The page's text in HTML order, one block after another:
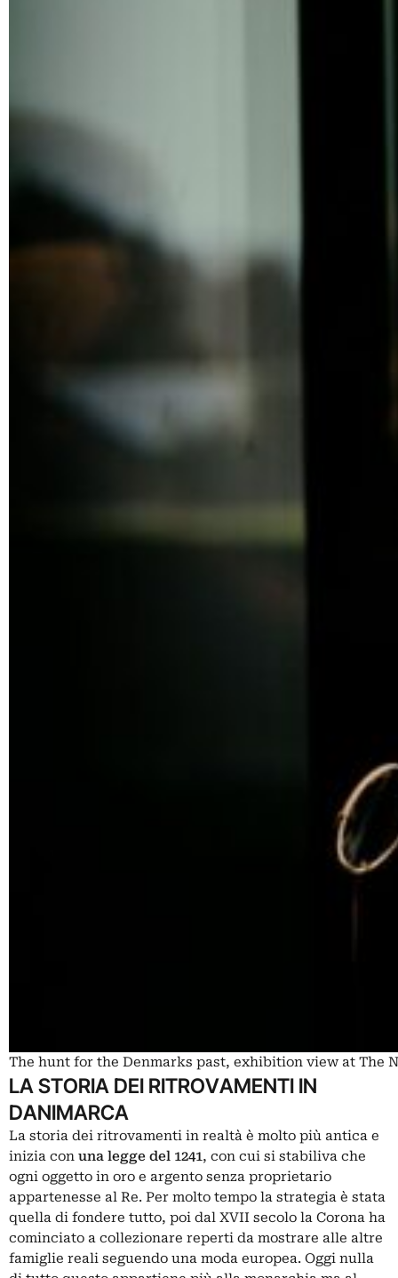
The hunt for the Denmarks past, exhibition view at The
LA STORIA DEI RITROVAMENTI IN
DANIMARCA
La storia dei ritrovamenti in realtà è molto più antica e
inizia con una legge del 1241, con cui si stabiliva che
ogni oggetto in oro e argento senza proprietario
appartenesse al Re. Per molto tempo la strategia è stata
quella di fondere tutto, poi dal XVII secolo la Corona ha
cominciato a collezionare reperti da mostrare alle altre
famiglie reali seguendo una moda europea. Oggi nulla